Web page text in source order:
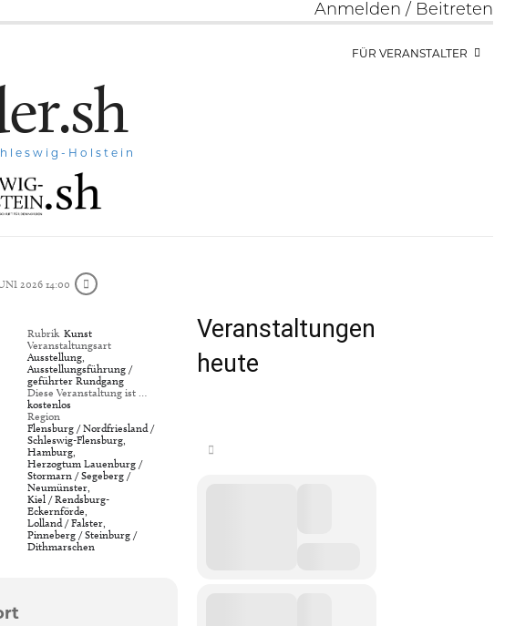
Anmelden / Beitreten
FÜR VERANSTALTER
Holstein
2026 14:00
Rubrik Kunst
Veranstaltungsart
Ausstellung,
Ausstellungsführung /
geführter Rundgang
Diese Veranstaltung ist …
kostenlos
Region
Flensburg / Nordfriesland /
Schleswig-Flensburg,
Hamburg,
Herzogtum Lauenburg /
Stormarn / Segeberg /
Neumünster,
Kiel / Rendsburg-
Eckernförde,
Lolland / Falster,
Pinneberg / Steinburg /
Dithmarschen
Veranstaltungen
heute